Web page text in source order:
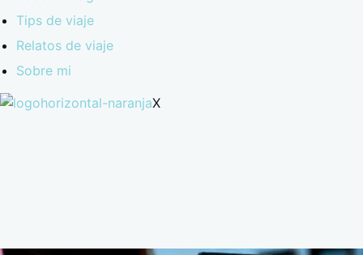
Tips de viaje
Relatos de viaje
Sobre mi
X